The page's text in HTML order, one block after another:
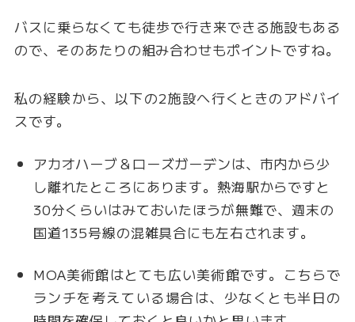
バスに乗らなくても徒歩で行き来できる施設もある
ので、そのあたりの組み合わせもポイントですね。
私の経験から、以下の2施設へ行くときのアドバイ
スです。
アカオハーブ＆ローズガーデンは、市内から少
し離れたところにあります。熱海駅からですと
30分くらいはみておいたほうが無難で、週末の
国道135号線の混雑具合にも左右されます。
MOA美術館はとても広い美術館です。こちらで
ランチを考えている場合は、少なくとも半日の